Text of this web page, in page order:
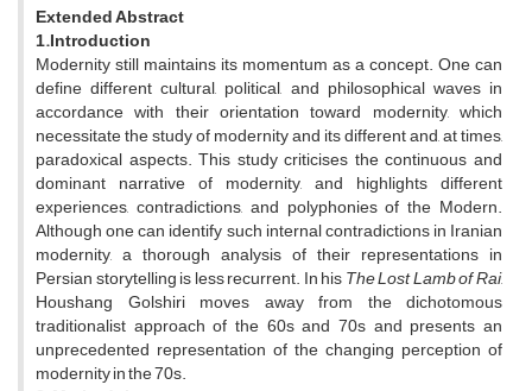
Extended Abstract
1.Introduction
Modernity still maintains its momentum as a concept. One can
define different cultural, political, and philosophical waves in
accordance with their orientation toward modernity, which
necessitate the study of modernity and its different and, at times,
paradoxical aspects. This study criticises the continuous and
dominant narrative of modernity, and highlights different
experiences, contradictions, and polyphonies of the Modern.
Although one can identify such internal contradictions in Iranian
modernity, a thorough analysis of their representations in
Persian storytelling is less recurrent. In hisThe Lost Lamb of Rai,
Houshang Golshiri moves away from the dichotomous
traditionalist approach of the 60s and 70s and presents an
unprecedented representation of the changing perception of
modernity in the 70s.